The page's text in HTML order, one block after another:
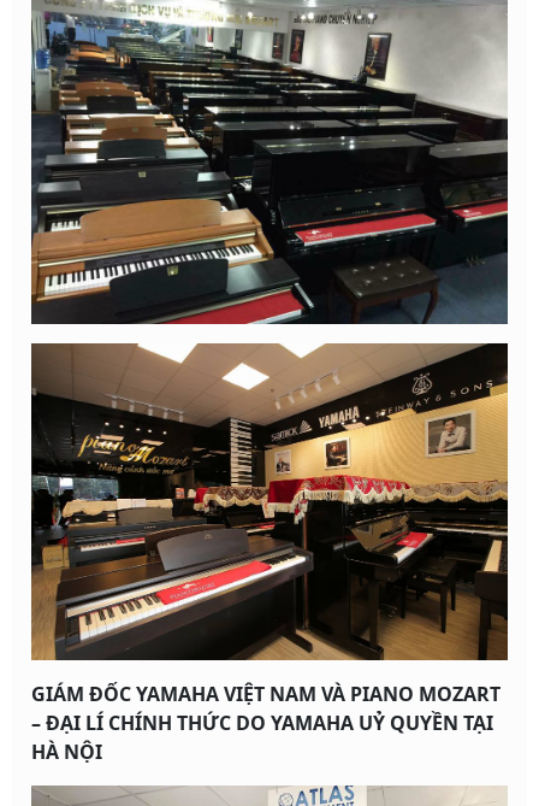
GIÁM ĐỐC YAMAHA VIỆT NAM VÀ PIANO MOZART
– ĐẠI LÍ CHÍNH THỨC DO YAMAHA UỶ QUYỀN TẠI
HÀ NỘI